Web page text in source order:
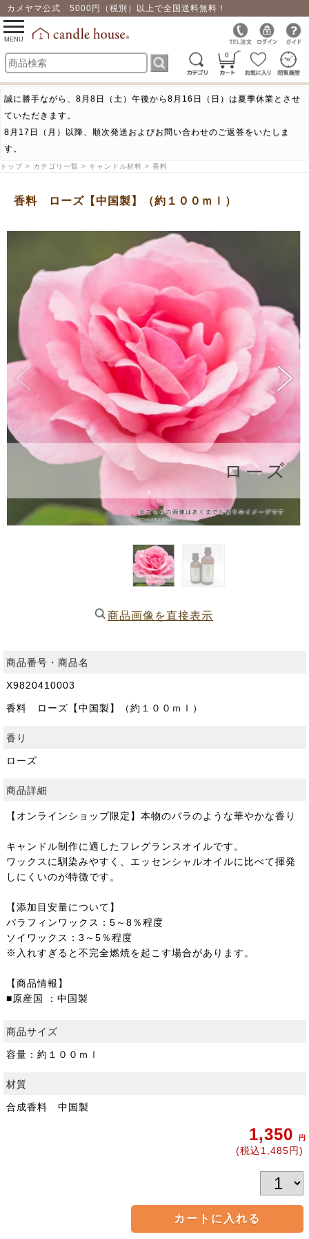
カメヤマ公式 5000円（税別）以上で全国送料無料！
0
toggle
navigation
MENU
誠に勝手ながら、8月8日（土）午後から8月16日（日）は夏季休業とさせ
ていただきます。
8月17日（月）以降、順次発送およびお問い合わせのご返答をいたしま
す。
トップ > カテゴリ一覧 > キャンドル材料 > 香料
香料 ローズ【中国製】（約１００ｍｌ）
商品画像を直接表示
商品番号・商品名
X9820410003
香料 ローズ【中国製】（約１００ｍｌ）
香り
ローズ
商品詳細
【オンラインショップ限定】本物のバラのような華やかな香り
キャンドル制作に適したフレグランスオイルです。
ワックスに馴染みやすく、エッセンシャルオイルに比べて揮発
しにくいのが特徴です。
【添加目安量について】
パラフィンワックス：5～8％程度
ソイワックス：3～5％程度
※入れすぎると不完全燃焼を起こす場合があります。
【商品情報】
■原産国 ：中国製
商品サイズ
容量：約１００ｍｌ
材質
合成香料 中国製
1,350 円
(税込1,485円)